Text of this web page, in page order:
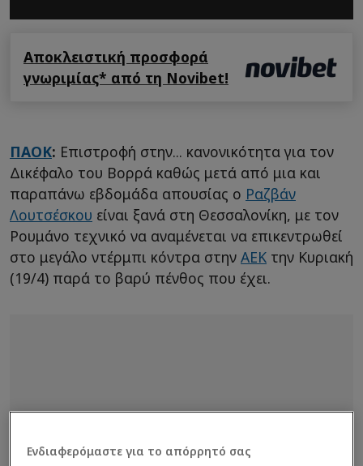
Αποκλειστική προσφορά
γνωριμίας* από τη Novibet!
ΠΑΟΚ: Επιστροφή στην... κανονικότητα για τον
Δικέφαλο του Βορρά καθώς μετά από μια και
παραπάνω εβδομάδα απουσίας ο Ραζβάν
Λουτσέσκου είναι ξανά στη Θεσσαλονίκη, με τον
Ρουμάνο τεχνικό να αναμένεται να επικεντρωθεί
στο μεγάλο ντέρμπι κόντρα στην ΑΕΚ την Κυριακή
(19/4) παρά το βαρύ πένθος που έχει.
Ενδιαφερόμαστε για το απόρρητό σας